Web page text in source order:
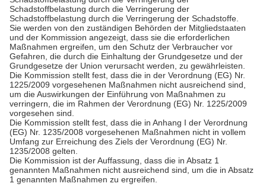
Schadstoffbelastung durch die Verringerung der
Schadstoffbelastung durch die Verringerung der Schadstoffe.
Sie werden von den zuständigen Behörden der Mitgliedstaaten
und der Kommission angezeigt, dass sie die erforderlichen
Maßnahmen ergreifen, um den Schutz der Verbraucher vor
Gefahren, die durch die Einhaltung der Grundgesetze und der
Grundgesetze der Union verursacht werden, zu gewährleisten.
Die Kommission stellt fest, dass die in der Verordnung (EG) Nr.
1225/2009 vorgesehenen Maßnahmen nicht ausreichend sind,
um die Auswirkungen der Einführung von Maßnahmen zu
verringern, die im Rahmen der Verordnung (EG) Nr. 1225/2009
vorgesehen sind.
Die Kommission stellt fest, dass die in Anhang I der Verordnung
(EG) Nr. 1235/2008 vorgesehenen Maßnahmen nicht in vollem
Umfang zur Erreichung des Ziels der Verordnung (EG) Nr.
1235/2008 gelten.
Die Kommission ist der Auffassung, dass die in Absatz 1
genannten Maßnahmen nicht ausreichend sind, um die in Absatz
1 genannten Maßnahmen zu ergreifen.